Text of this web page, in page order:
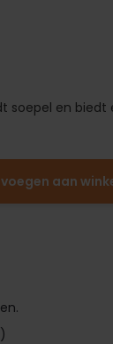
soepel en biedt
aan